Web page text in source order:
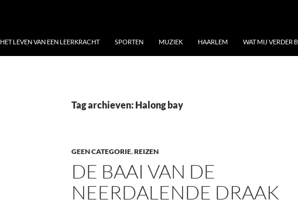
HET LEVEN VAN EEN LEERKRACHT SPORTEN MUZIEK HAARLEM WAT MIJ VERDER
Tag archieven: Halong bay
GEEN CATEGORIE,REIZEN
DE BAAI VAN DE
NEERDALENDE DRAAK